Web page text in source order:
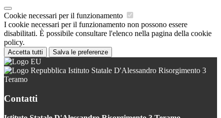
Cookie necessari per il funzionamento
I cookie necessari per il funzionamento non possono essere
disabilitati. È possibile consultare l'elenco nella pagina della cookie
policy.
Accetta tutti Salva le preferenze
Istituto Statale D'Alessandro Risorgimento 3
Teramo
Contatti